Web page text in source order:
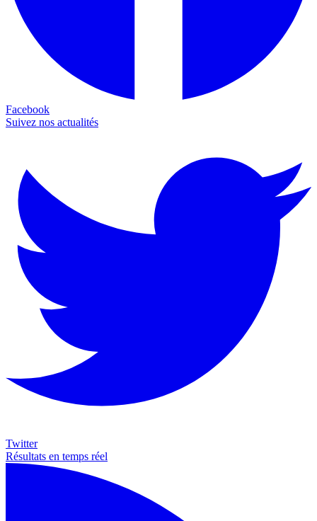
Facebook
Suivez nos actualités
Twitter
Résultats en temps réel